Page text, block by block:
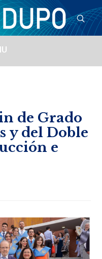
de Grado
y del Doble
e